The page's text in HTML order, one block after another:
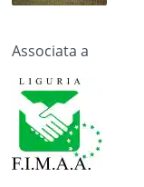
Associata a